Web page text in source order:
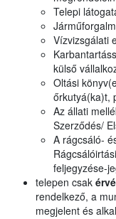
Telepi
Vízvizsgálati
külső
Oltási
őrkutyá(ka)t,
Az állati
Szerződés/
A rágcsáló-
feljegyzése-
telepen csak
rendelkező, a
megjelent és